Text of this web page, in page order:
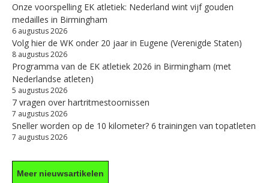
Onze voorspelling EK atletiek: Nederland wint vijf gouden
medailles in Birmingham
6 augustus 2026
Volg hier de WK onder 20 jaar in Eugene (Verenigde Staten)
8 augustus 2026
Programma van de EK atletiek 2026 in Birmingham (met
Nederlandse atleten)
5 augustus 2026
7 vragen over hartritmestoornissen
7 augustus 2026
Sneller worden op de 10 kilometer? 6 trainingen van topatleten
7 augustus 2026
Meer nieuwsartikelen